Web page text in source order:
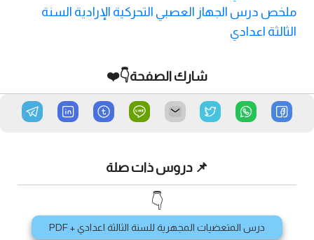
ملخص درس الجهاز العصبي التحركية الإرادية السنة
الثالثة اعدادي
شارك الصفحة👇❤️
📌 دروس ذات صلة
👇
درس المتعضيات المجهرية للسنة الثالثة اعدادي + PDF